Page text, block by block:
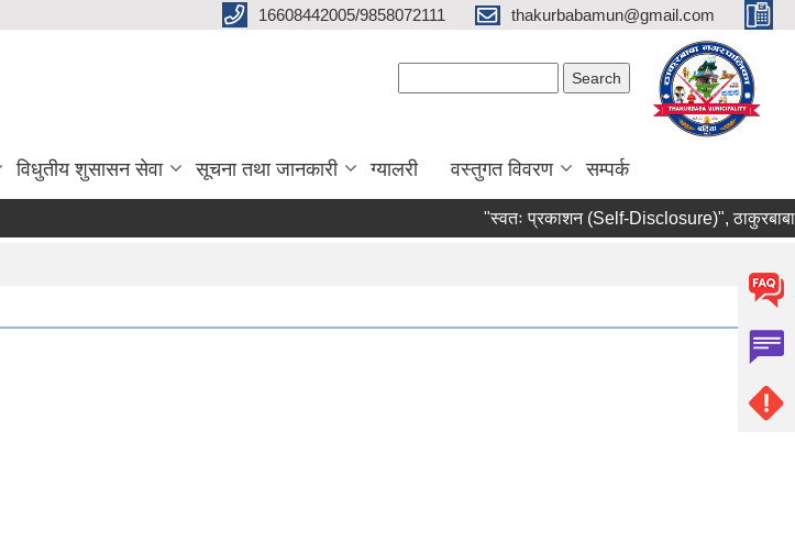
16608442005/9858072111 thakurbabamun@gmail.com
विधुतीय शुसासन सेवा सूचना तथा जानकारी ग्यालरी वस्तुगत विवरण सम्पर्क
"स्वतः प्रकाशन (Self-Disclosure)", ठाकुरबाबा